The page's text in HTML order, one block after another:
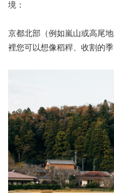
境：
京都北部（例如嵐山或高尾
裡您可以想像稻稈、收割的